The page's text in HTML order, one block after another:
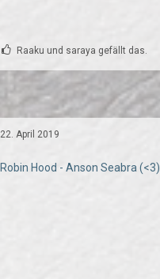
Raaku und saraya gefällt das.
22. April 2019
Robin Hood - Anson Seabra (<3)